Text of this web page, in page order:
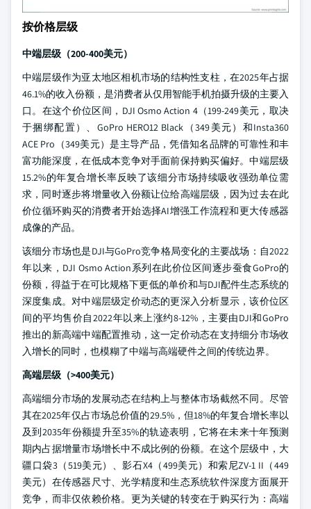
按价格层级
中端层级（200-400美元）
中端层级作为亚太地区相机市场的结构性支柱，在2025年占据
46.1%的收入份额，是消费者从仅用智能手机拍摄升级的主要入
口。在这个价位区间，DJI Osmo Action 4（199-249美元，取决
于捆绑配置）、GoPro HERO12 Black（349美元）和Insta360
ACE Pro（349美元）是主导产品，凭借知名品牌的可靠性和丰
富功能深度，在低成本竞争对手面前保持购买偏好。中端层级
15.2%的年复合增长率反映了该细分市场持续吸收强劲单位需
求，同时逐步将增量收入份额让位给高端层级，因为过去在此
价位循环购买的消费者开始选择AI增强工作流程和更大传感器
成像的产品。
该细分市场也是DJI与GoPro竞争格局变化的主要战场：自2022
年以来，DJI Osmo Action系列在此价位区间逐步蚕食GoPro的
份额，得益于在可比规格下更低的单价和与DJI配件生态系统的
深度集成。对中端层级定价动态的更深入分析显示，该价位区
间的平均售价自2022年以来上涨约8-12%，主要由DJI和GoPro
推出的新高端中端配置推动，这一定价动态在支持细分市场收
入增长的同时，也模糊了中端与高端硬件之间的传统边界。
高端层级（>400美元）
高端细分市场的发展动态在结构上与整体市场截然不同。尽管
其在2025年仅占市场总价值的29.5%，但18%的年复合增长率以
及到2035年份额提升至35%的轨迹表明，它将在未来十年预测
期内占据增量市场增长中不成比例的份额。在这个层级中，大
疆口袋3（519美元）、影石X4（499美元）和索尼ZV-1 II（449
美元）在传感器尺寸、光学精度和生态系统软件深度方面展开
竞争，而非仅依赖价格。更为关键的转变在于购买行为：高端